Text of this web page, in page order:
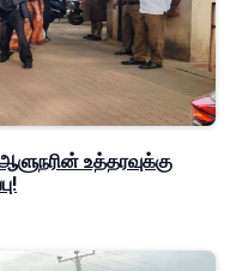
உத்தரவுக்கு